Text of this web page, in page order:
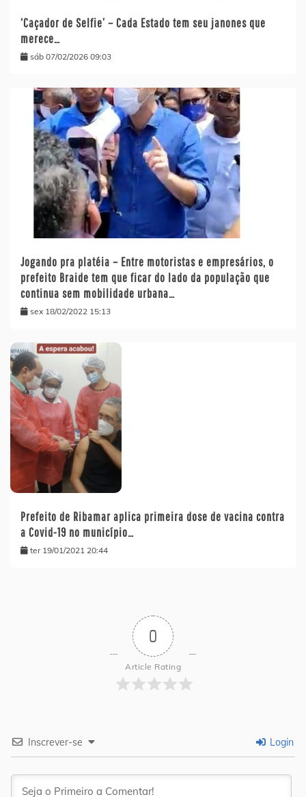
‘Caçador de Selfie’ – Cada Estado tem seu janones que
merece…
sáb 07/02/2026 09:03
Jogando pra platéia – Entre motoristas e empresários, o
prefeito Braide tem que ficar do lado da população que
continua sem mobilidade urbana…
sex 18/02/2022 15:13
Prefeito de Ribamar aplica primeira dose de vacina contra
a Covid-19 no município…
ter 19/01/2021 20:44
0
Article Rating
Inscrever-se Login